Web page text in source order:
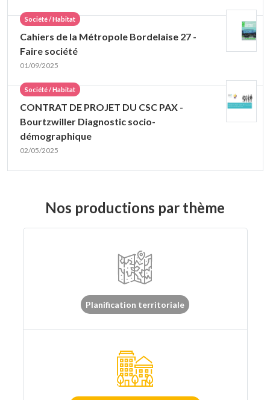
Société / Habitat
Cahiers de la Métropole Bordelaise 27 -
Faire société
01/09/2025
Société / Habitat
CONTRAT DE PROJET DU CSC PAX -
Bourtzwiller Diagnostic socio-
démographique
02/05/2025
Nos productions par thème
Planification territoriale